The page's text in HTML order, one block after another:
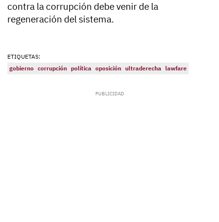
contra la corrupción debe venir de la
regeneración del sistema.
ETIQUETAS:
gobierno corrupción política oposición ultraderecha lawfare